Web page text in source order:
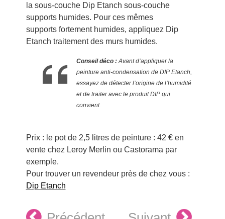
la sous-couche Dip Etanch sous-couche
supports humides. Pour ces mêmes
supports fortement humides, appliquez Dip
Etanch traitement des murs humides.
Conseil déco :Avant d’appliquer la
peinture anti-condensation de DIP Etanch,
essayez de détecter l’origine de l’humidité
et de traiter avec le produit DIP qui
convient.
Prix : le pot de 2,5 litres de peinture : 42 € en
vente chez Leroy Merlin ou Castorama par
exemple.
Pour trouver un revendeur près de chez vous :
Dip Etanch